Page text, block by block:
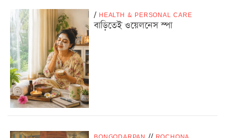
/ HEALTH & PERSONAL CARE
বাড়িতেই ওয়েলনেস স্পা